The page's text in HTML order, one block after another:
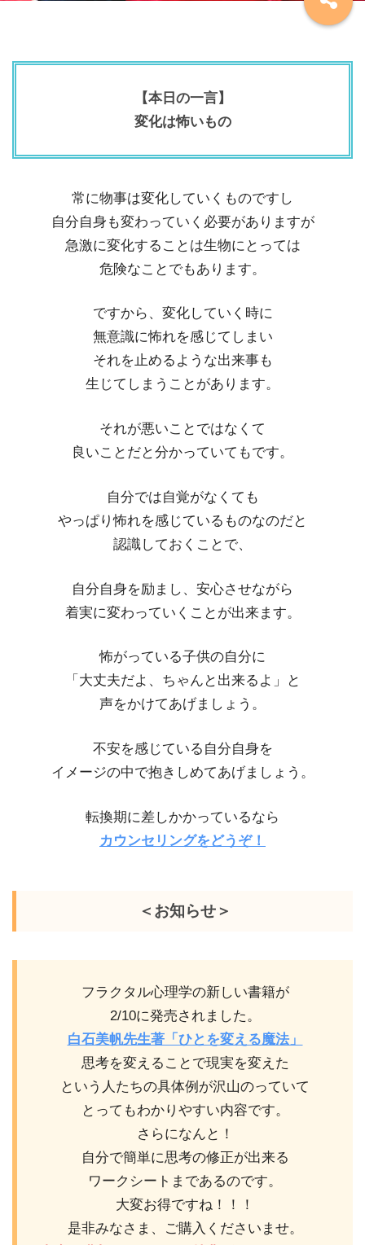
【本日の一言】
変化は怖いもの
常に物事は変化していくものですし
自分自身も変わっていく必要がありますが
急激に変化することは生物にとっては
危険なことでもあります。
ですから、変化していく時に
無意識に怖れを感じてしまい
それを止めるような出来事も
生じてしまうことがあります。
それが悪いことではなくて
良いことだと分かっていてもです。
自分では自覚がなくても
やっぱり怖れを感じているものなのだと
認識しておくことで、
自分自身を励まし、安心させながら
着実に変わっていくことが出来ます。
怖がっている子供の自分に
「大丈夫だよ、ちゃんと出来るよ」と
声をかけてあげましょう。
不安を感じている自分自身を
イメージの中で抱きしめてあげましょう。
転換期に差しかかっているなら
カウンセリングをどうぞ！
＜お知らせ＞
フラクタル心理学の新しい書籍が
2/10に発売されました。
白石美帆先生著「ひとを変える魔法」
思考を変えることで現実を変えた
という人たちの具体例が沢山のっていて
とってもわかりやすい内容です。
さらになんと！
自分で簡単に思考の修正が出来る
ワークシートまであるのです。
大変お得ですね！！！
是非みなさま、ご購入くださいませ。